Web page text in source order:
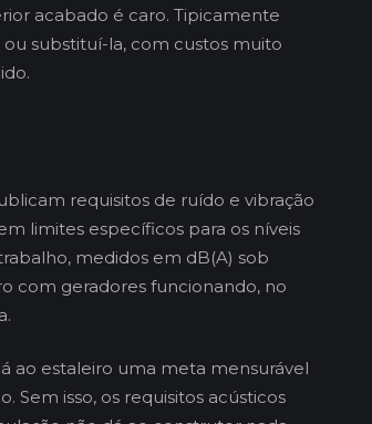
acabado é caro. Tipicamente
substituí-la, com custos muito
requisitos de ruído e vibração
limites específicos para os níveis
medidos em dB(A) sob
com geradores funcionando, no
ao estaleiro uma meta mensurável
Sem isso, os requisitos acústicos